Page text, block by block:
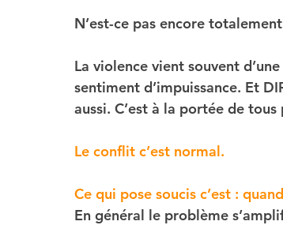
N’est-ce pas encore
La violence vient souvent
sentiment d’impuissance. Et
aussi. C’est à la portée de
Le conflit c’est normal.
Ce qui pose soucis c’est :
En général le problème